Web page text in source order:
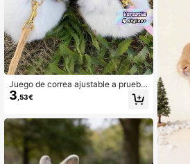
Juego de correa ajustable a prueba
de escape para conejo/gato/perro,
diseño lindo de abeja conejito, adec
mo, acampar, actividades al aire libr
e, sesión de fotos
3 ,53€